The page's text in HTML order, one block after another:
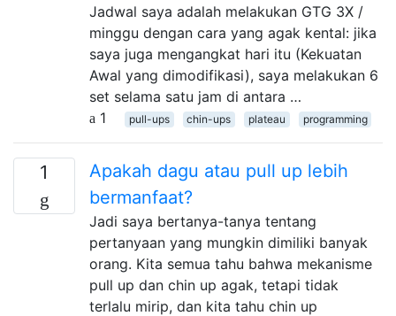
Jadwal saya adalah melakukan GTG 3X /
minggu dengan cara yang agak kental: jika
saya juga mengangkat hari itu (Kekuatan
Awal yang dimodifikasi), saya melakukan 6
set selama satu jam di antara …
1
pull-ups chin-ups plateau programming
1
Apakah dagu atau pull up lebih
bermanfaat?
Jadi saya bertanya-tanya tentang
pertanyaan yang mungkin dimiliki banyak
orang. Kita semua tahu bahwa mekanisme
pull up dan chin up agak, tetapi tidak
terlalu mirip, dan kita tahu chin up